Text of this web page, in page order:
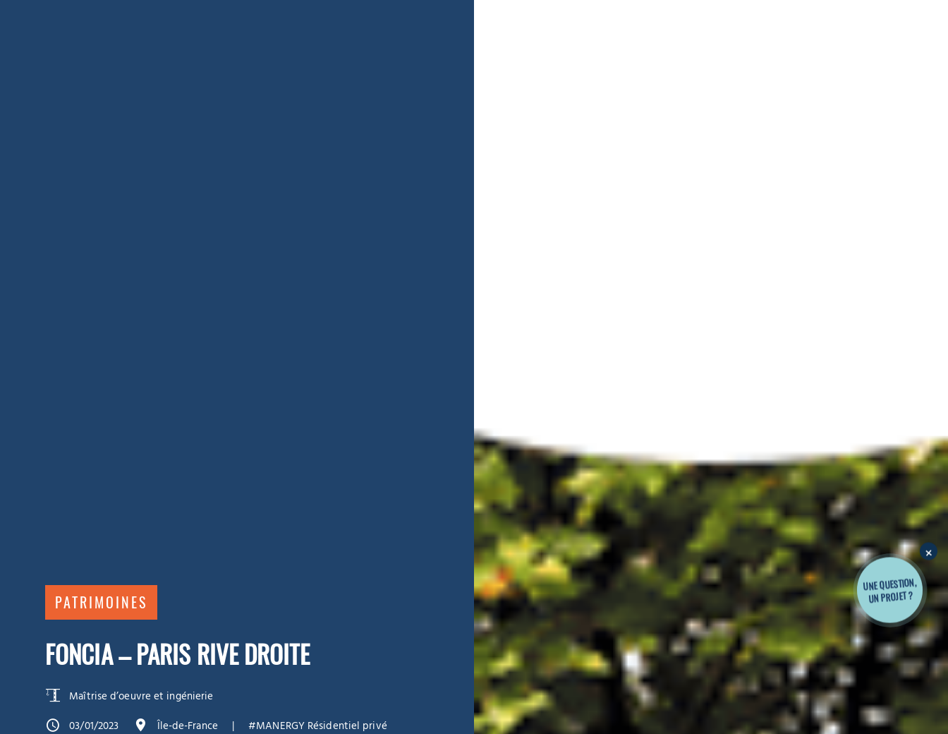
PATRIMOINES
FONCIA – PARIS RIVE DROITE
Maîtrise d’oeuvre et ingénierie
03/01/2023 Île-de-France #MANERGY Résidentiel privé
×
UNE QUESTION,
UN PROJET ?